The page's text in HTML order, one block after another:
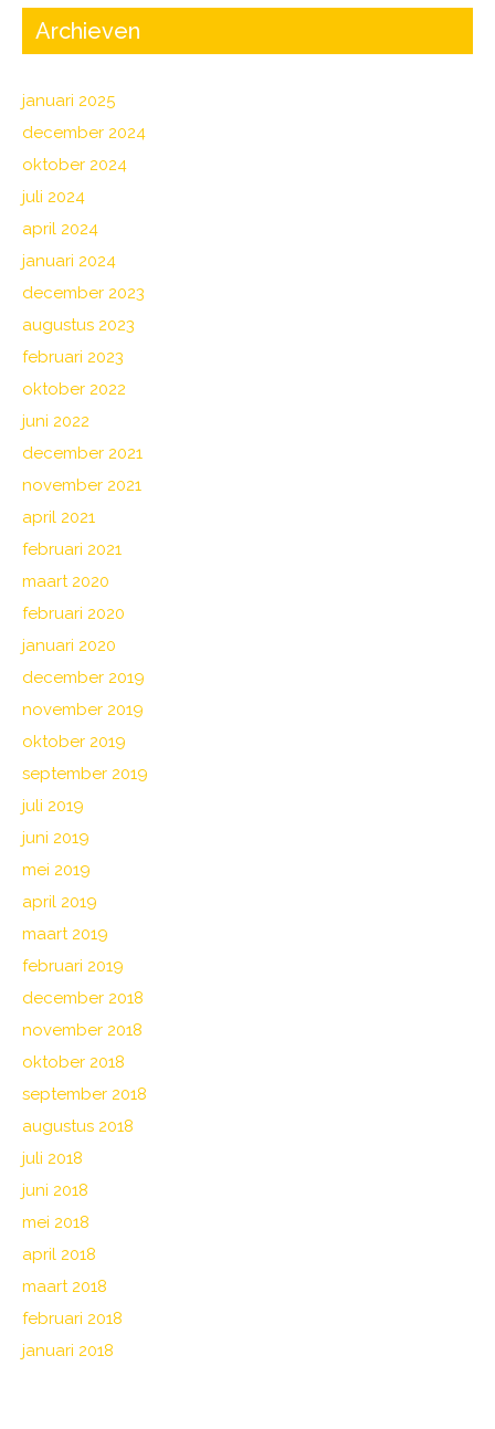
Archieven
januari 2025
december 2024
oktober 2024
juli 2024
april 2024
januari 2024
december 2023
augustus 2023
februari 2023
oktober 2022
juni 2022
december 2021
november 2021
april 2021
februari 2021
maart 2020
februari 2020
januari 2020
december 2019
november 2019
oktober 2019
september 2019
juli 2019
juni 2019
mei 2019
april 2019
maart 2019
februari 2019
december 2018
november 2018
oktober 2018
september 2018
augustus 2018
juli 2018
juni 2018
mei 2018
april 2018
maart 2018
februari 2018
januari 2018